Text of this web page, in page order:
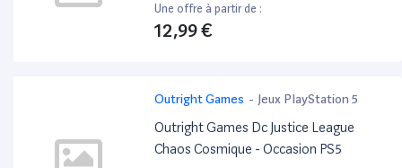
Une offre à partir de :
12,99 €
Outright Games - Jeux PlayStation 5
Outright Games Dc Justice League
Chaos Cosmique - Occasion PS5